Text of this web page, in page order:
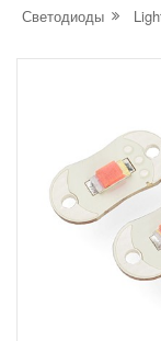
Светодиоды